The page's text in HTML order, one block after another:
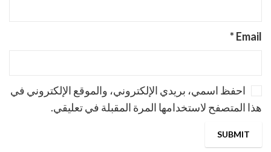
Email
*
احفظ اسمي، بريدي الإلكتروني، والموقع الإلكتروني في
هذا المتصفح لاستخدامها المرة المقبلة في تعليقي.